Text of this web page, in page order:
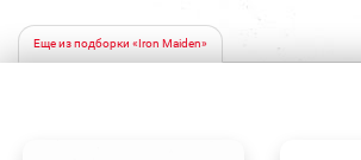
Еще из подборки «Iron Maiden»